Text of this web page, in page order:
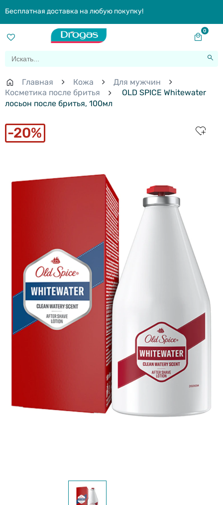
Бесплатная доставка на любую покупку!
0
Главная Кожа
Для мужчин
Косметика после бритья
OLD SPICE Whitewater
лосьон после бритья, 100мл
20%